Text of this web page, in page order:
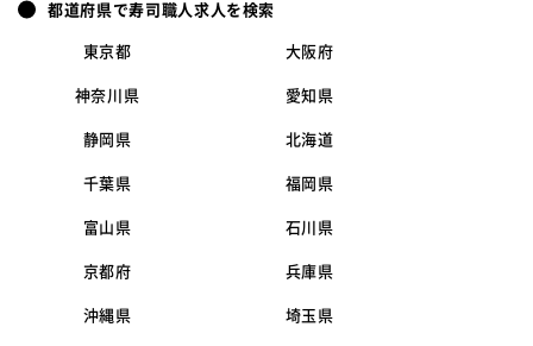
都道府県で寿司職人求人を検索
東京都 大阪府
神奈川県 愛知県
静岡県 北海道
千葉県 福岡県
富山県 石川県
京都府 兵庫県
沖縄県 埼玉県